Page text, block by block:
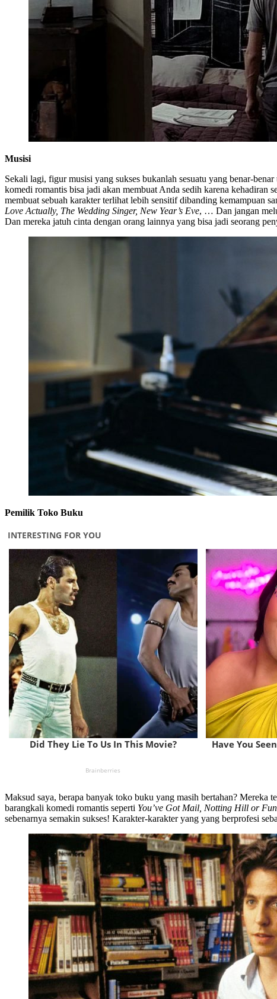
Musisi
Sekali lagi, figur musisi yang sukses bukanlah sesuatu yang benar-
komedi romantis bisa jadi akan membuat Anda sedih karena kehadiran
membuat sebuah karakter terlihat lebih sensitif dibanding kemampuan
Love Actually, The Wedding Singer, New Year’s Eve, … Dan jangan
Dan mereka jatuh cinta dengan orang lainnya yang bisa jadi seorang
Pemilik Toko Buku
Maksud saya, berapa banyak toko buku yang masih bertahan? Mereka
barangkali komedi romantis seperti You’ve Got Mail, Notting Hill or
sebenarnya semakin sukses! Karakter-karakter yang yang berprofesi